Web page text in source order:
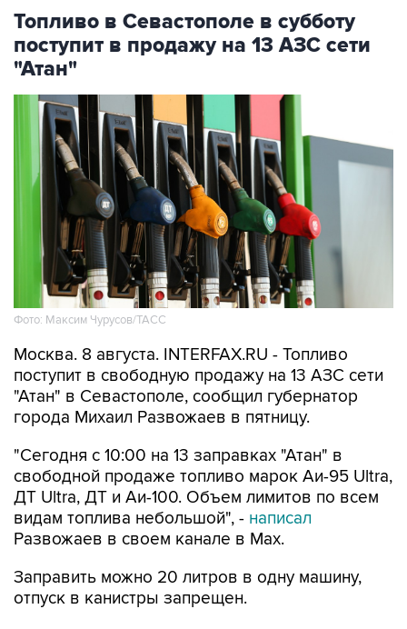
Топливо в Севастополе в субботу
поступит в продажу на 13 АЗС сети
"Атан"
Фото: Максим Чурусов/ТАСС
Москва. 8 августа. INTERFAX.RU - Топливо
поступит в свободную продажу на 13 АЗС сети
"Атан" в Севастополе, сообщил губернатор
города Михаил Развожаев в пятницу.
"Сегодня с 10:00 на 13 заправках "Атан" в
свободной продаже топливо марок Аи-95 Ultra,
ДТ Ultra, ДТ и Аи-100. Объем лимитов по всем
видам топлива небольшой", - написал
Развожаев в своем канале в Max.
Заправить можно 20 литров в одну машину,
отпуск в канистры запрещен.